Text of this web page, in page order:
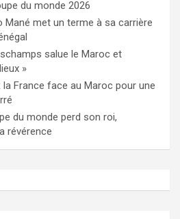
du monde 2026
Mané met un terme à sa carrière
salue le Maroc et
»
France face au Maroc pour une
du monde perd son roi,
révérence